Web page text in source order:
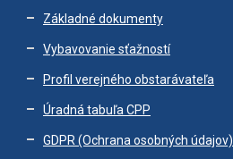
Základné dokumenty
Vybavovanie sťažností
Profil verejného obstarávateľa
Úradná tabuľa CPP
GDPR (Ochrana osobných údajov)